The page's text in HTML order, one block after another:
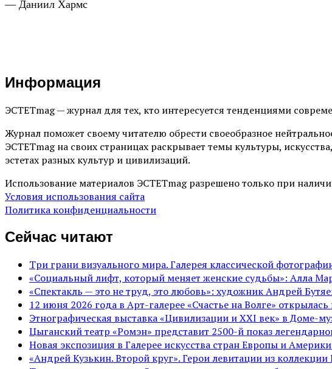
— Даниил Хармс
Информация
ЭСТЕТmag — журнал для тех, кто интересуется тенденциями
Журнал поможет своему читателю обрести своеобразное
ЭСТЕТmag на своих страницах раскрывает темы культуры,
эстетах разных культур и цивилизаций.
Использование материалов ЭСТЕТmag разрешено только при
Условия использования сайта
Политика конфиденциальности
Сейчас читают
Три грани визуального мира. Галерея классической
«Социальный лифт, который меняет женские судьбы»: Алла
«Спектакль — это не труд, это любовь»: художник Андрей
12 июня 2026 года в Арт-галерее «Счастье на Волге»
Этнографическая выставка «Цивилизации и ХХI век» в Доме-
Цыганский театр «Ромэн» представит 2500-й показ
Новая экспозиция в Галерее искусства стран Европы и
«Андрей Кузькин. Второй круг». Герои левитации из коллекции